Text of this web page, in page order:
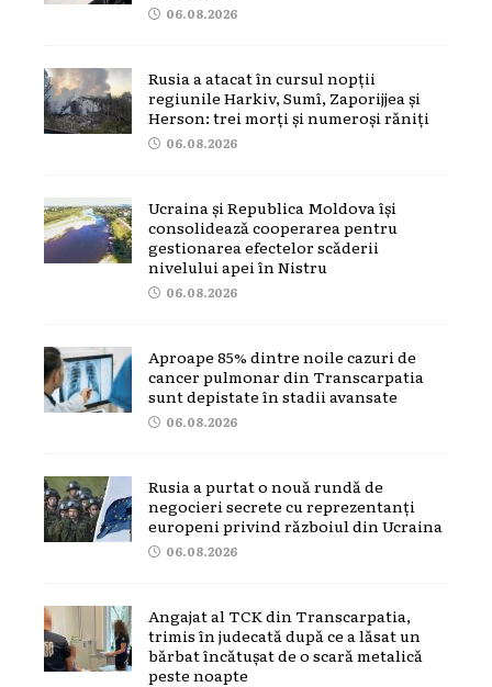
06.08.2026
Rusia a atacat în cursul nopții
regiunile Harkiv, Sumî, Zaporijjea și
Herson: trei morți și numeroși răniți
06.08.2026
Ucraina și Republica Moldova își
consolidează cooperarea pentru
gestionarea efectelor scăderii
nivelului apei în Nistru
06.08.2026
Aproape 85% dintre noile cazuri de
cancer pulmonar din Transcarpatia
sunt depistate în stadii avansate
06.08.2026
Rusia a purtat o nouă rundă de
negocieri secrete cu reprezentanți
europeni privind războiul din Ucraina
06.08.2026
Angajat al TCK din Transcarpatia,
trimis în judecată după ce a lăsat un
bărbat încătușat de o scară metalică
peste noapte